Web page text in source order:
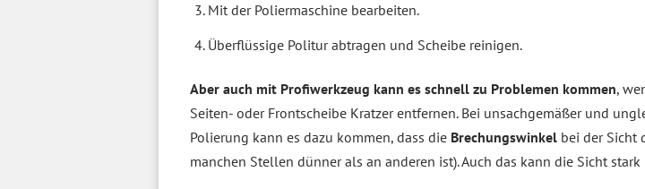
Mit der Poliermaschine bearbeiten.
Überflüssige Politur abtragen und Scheibe reinigen.
Aber auch mit Profiwerkzeug kann es schnell zu Problemen kommen,
Seiten- oder Frontscheibe Kratzer entfernen. Bei unsachgemäßer und
Polierung kann es dazu kommen, dass die Brechungswinkel bei der Sicht
manchen Stellen dünner als an anderen ist). Auch das kann die Sicht